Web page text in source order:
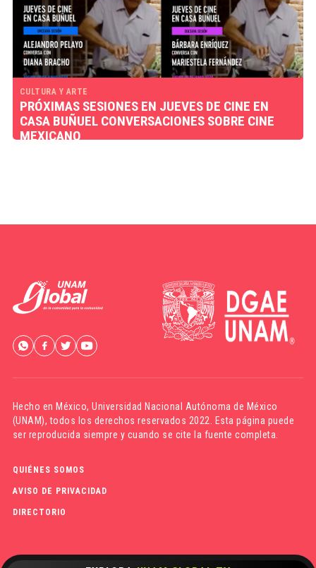
CULTURA Y ARTE
PRÓXIMAS SESIONES EN JUEVES DE CINE EN
CASA BUÑUEL CONVERSACIONES SOBRE CINE
MEXICANO
Hecho en México,Universidad Nacional Autónoma de México
(UNAM), todos los derechos reservados 2022. Esta página puede
ser reproducida siempre y cuando se cite la fuente completa.
QUIÉNES SOMOS
AVISO DE PRIVACIDAD
DIRECTORIO